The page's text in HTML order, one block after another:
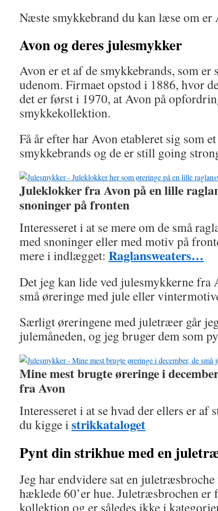
Næste smykkebrand du kan læse om er
Avonog deres julesmykker
Avon er et af de smykkebrands, som er
udenom. Firmaet opstod i 1886, hvor
det er først i 1970, at Avon på
smykkekollektion.
Få år efter har Avon etableret sig som
smykkebrands og de er still going
Juleklokker fra Avon på en lille
snoninger på fronten
Interesseret i at se mere om de små
med snoninger eller med motiv på
mere i indlægget: Raglansweaters…
Det jeg kan lide ved julesmykkerne fra
små øreringe med jule eller
Særligt øreringene med juletræer går
julemåneden, og jeg bruger dem som
Mine mest brugte øreringe i
fra Avon
Interesseret i at se hvad der ellers er af
du kigge i strikkataloget
Pynt din strikhue med en
Jeg har endvidere sat en
hæklede 60’er hue. Juletræsbrochen er
kollektion og er således ikke i